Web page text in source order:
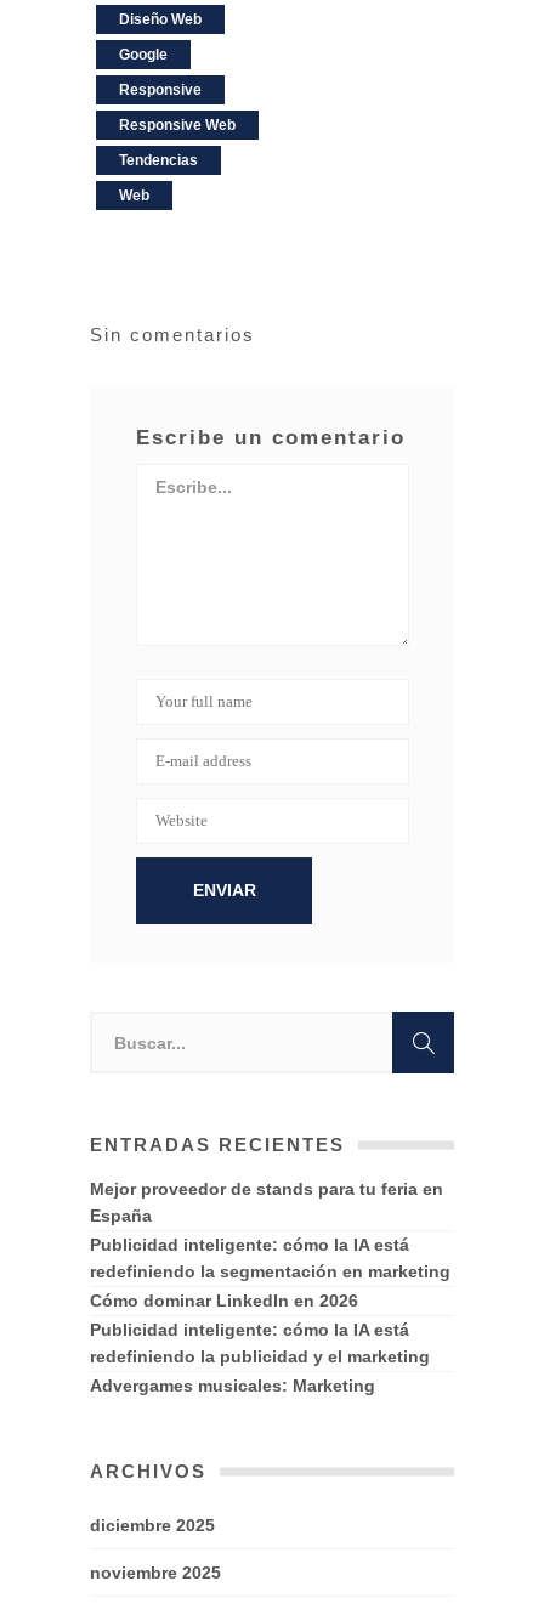
Diseño Web
Google
Responsive
Responsive Web
Tendencias
Web
Sin comentarios
Escribe un comentario
ENTRADAS RECIENTES
Mejor proveedor de stands para tu feria en
España
Publicidad inteligente: cómo la IA está
redefiniendo la segmentación en marketing
Cómo dominar LinkedIn en 2026
Publicidad inteligente: cómo la IA está
redefiniendo la publicidad y el marketing
Advergames musicales: Marketing
ARCHIVOS
diciembre 2025
noviembre 2025